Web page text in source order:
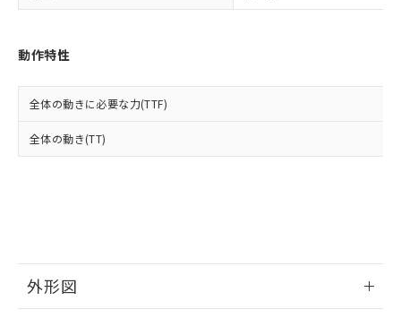
動作特性
全体の動きに必要な力(TTF)
全体の動き(TT)
外形図
EU RoHS指令（10物質）の非含有証明書
ものではありません。
また、RoHS指令のフタル酸エステル類４
荷製品に未対応品が混在することから備考